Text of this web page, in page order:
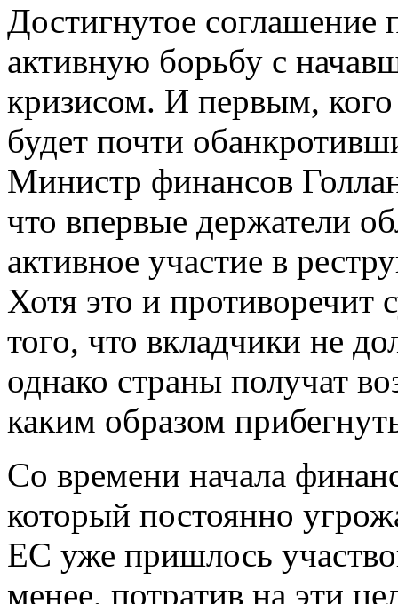
Достигнутое соглашение
активную борьбу с
кризисом. И первым,
будет почти
Министр финансов
что впервые держатели
активное участие в
Хотя это и
того, что вкладчики не
однако страны получат
каким образом
Со времени начала
который постоянно
ЕС уже пришлось
менее, потратив на эти